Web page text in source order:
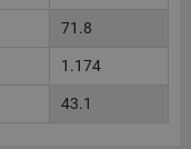
71.8
1.174
43.1